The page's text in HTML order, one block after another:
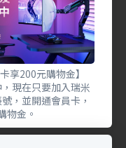
享200元購物金】
現在只要加入瑞米
，並開通會員卡，
物金。